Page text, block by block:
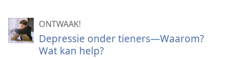
ONTWAAK!
Depressie onder tieners—Waarom?
Wat kan help?